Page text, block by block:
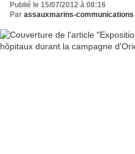
Publié le 15/07/2012 à 08:16
Par assauxmarins-communications